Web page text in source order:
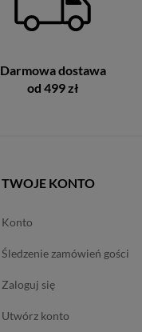
Darmowa dostawa
od 499 zł
TWOJE KONTO
konto
śledzenie zamówień gości
zaloguj się
utwórz konto